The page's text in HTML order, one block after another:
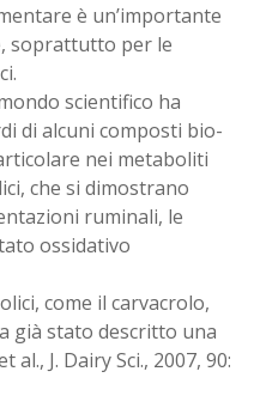
è un’importante
soprattutto per le
scientifico ha
di alcuni composti bio-
nei metaboliti
che si dimostrano
ruminali, le
ossidativo
come il carvacrolo,
già stato descritto una
J. Dairy Sci., 2007, 90: